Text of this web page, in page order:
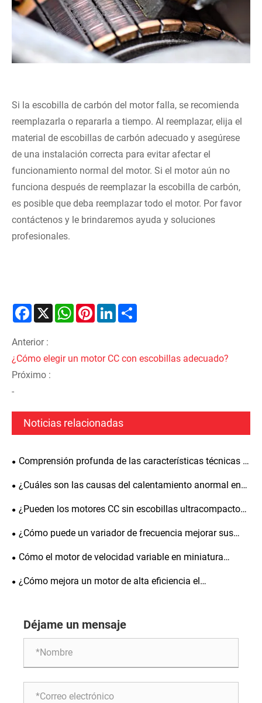
Si la escobilla de carbón del motor falla, se recomienda
reemplazarla o repararla a tiempo. Al reemplazar, elija el
material de escobillas de carbón adecuado y asegúrese
de una instalación correcta para evitar afectar el
funcionamiento normal del motor. Si el motor aún no
funciona después de reemplazar la escobilla de carbón,
es posible que deba reemplazar todo el motor. Por favor
contáctenos y le brindaremos ayuda y soluciones
profesionales.
Facebook
X WhatsAppPinterestLinkedIn
Anterior :
¿Cómo elegir un motor CC con escobillas adecuado?
Próximo :
-
Noticias relacionadas
Comprensión profunda de las características técnicas y
el rendimiento de los motores de alta eficiencia YE3
¿Cuáles son las causas del calentamiento anormal en
un motorreductor?
¿Pueden los motores CC sin escobillas ultracompactos
ofrecer el alto par necesario para la robótica médica del
¿Cómo puede un variador de frecuencia mejorar sus
operaciones industriales?
Cómo el motor de velocidad variable en miniatura
mejora la precisión y la eficiencia en aplicaciones
¿Cómo mejora un motor de alta eficiencia el
Déjame un mensaje